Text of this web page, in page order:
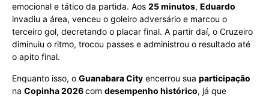
emocional e tático da partida. Aos 25 minutos, Eduardo
invadiu a área, venceu o goleiro adversário e marcou o
terceiro gol, decretando o placar final. A partir daí, o Cruzeiro
diminuiu o ritmo, trocou passes e administrou o resultado até
o apito final.
Enquanto isso, o Guanabara City encerrou sua participação
na Copinha 2026com desempenho histórico, já que